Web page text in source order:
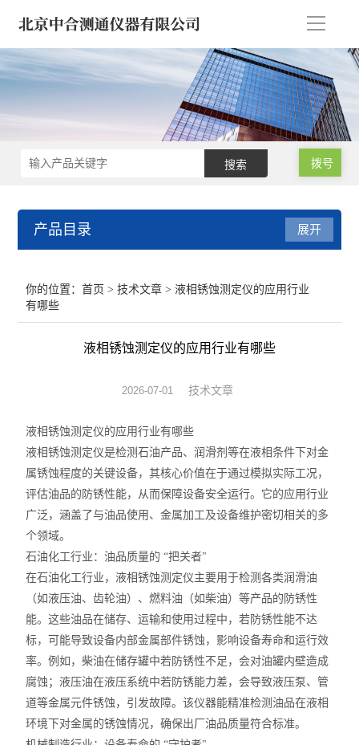
导
拨号
产品目录
气相色谱仪/气象色谱仪
原子吸收分光光度计 光谱
液相色谱仪 离子色谱仪
饲料/兽药/农业化验室方案
医疗器械/药品/环境/生物
油品/石油化工/电力仪器
水分仪/通用仪器/实验家具
原子荧光光度计-X荧光光谱
ICP光谱仪/电感耦合光谱仪
试验机*建筑仪器/建材仪器
安全网/安全带/鞋帽仪器
展开
你的位置：首页 >技术文章 > 液相锈蚀测定仪的应用行业
有哪些
液相锈蚀测定仪的应用行业有哪些
2026-07-01 技术文章
液相锈蚀测定仪的应用行业有哪些
液相锈蚀测定仪是检测石油产品、润滑剂等在液相条件下对金
属锈蚀程度的关键设备，其核心价值在于通过模拟实际工况，
评估油品的防锈性能，从而保障设备安全运行。它的应用行业
广泛，涵盖了与油品使用、金属加工及设备维护密切相关的多
个领域。
石油化工行业：油品质量的 “把关者"
在石油化工行业，液相锈蚀测定仪主要用于检测各类润滑油
（如液压油、齿轮油）、燃料油（如柴油）等产品的防锈性
能。这些油品在储存、运输和使用过程中，若防锈性能不达
标，可能导致设备内部金属部件锈蚀，影响设备寿命和运行效
率。例如，柴油在储存罐中若防锈性不足，会对油罐内壁造成
腐蚀；液压油在液压系统中若防锈能力差，会导致液压泵、管
道等金属元件锈蚀，引发故障。该仪器能精准检测油品在液相
环境下对金属的锈蚀情况，确保出厂油品质量符合标准。